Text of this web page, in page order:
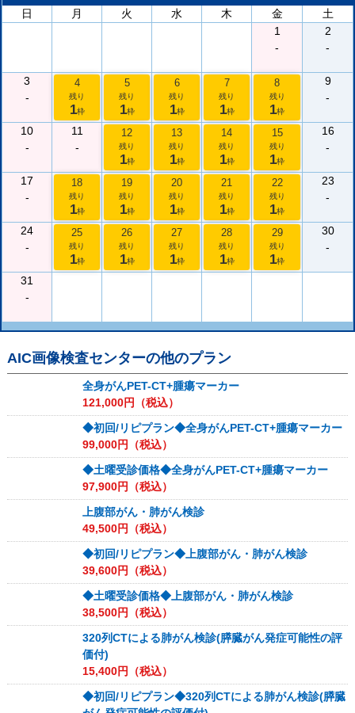
日
月 火 水 木 金
土
1
-
2
-
3
-
4
残り
1枠
5
残り
1枠
6
残り
1枠
7
残り
1枠
8
残り
1枠
9
-
10
-
11
-
12
残り
1枠
13
残り
1枠
14
残り
1枠
15
残り
1枠
16
-
17
-
18
残り
1枠
19
残り
1枠
20
残り
1枠
21
残り
1枠
22
残り
1枠
23
-
24
-
25
残り
1枠
26
残り
1枠
27
残り
1枠
28
残り
1枠
29
残り
1枠
30
-
31
-
AIC画像検査センターの他のプラン
全身がんPET-CT+腫瘍マーカー
121,000円（税込）
◆初回/リピプラン◆全身がんPET-CT+腫瘍マーカー
99,000円（税込）
◆土曜受診価格◆全身がんPET-CT+腫瘍マーカー
97,900円（税込）
上腹部がん・肺がん検診
49,500円（税込）
◆初回/リピプラン◆上腹部がん・肺がん検診
39,600円（税込）
◆土曜受診価格◆上腹部がん・肺がん検診
38,500円（税込）
320列CTによる肺がん検診(膵臓がん発症可能性の評
価付)
15,400円（税込）
◆初回/リピプラン◆320列CTによる肺がん検診(膵臓